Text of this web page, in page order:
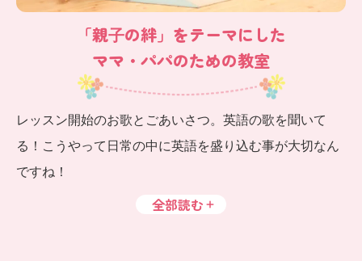
「親⼦の絆」をテーマにした
ママ・パパのための教室
レッスン開始のお歌とごあいさつ。英語の歌を聞いて
る！こうやって日常の中に英語を盛り込む事が大切なん
ですね！
全部読む